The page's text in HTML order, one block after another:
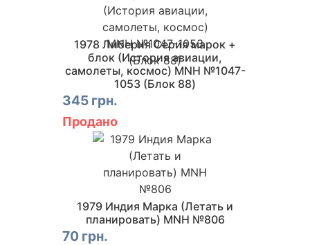
1978 Либерия Серия марок +
блок (История авиации,
самолеты, космос) MNH №1047-
1053 (Блок 88)
345 грн.
Продано
1979 Индия Марка (Летать и
планировать) MNH №806
70 грн.